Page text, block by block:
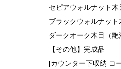
セピアウォルナット木
ブラックウォルナット
ダークオーク木目（艶
【その他】完成品
[カウンター下収納 コ